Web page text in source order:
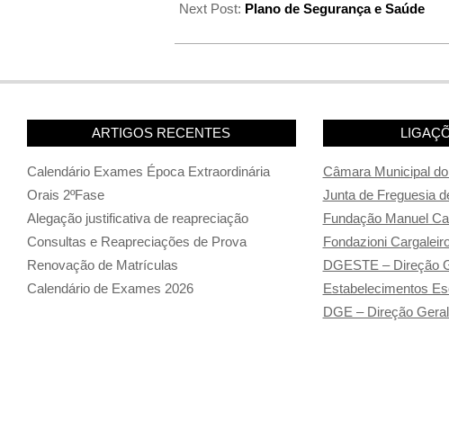
Next Post: Plano de Segurança e Saúde
ARTIGOS RECENTES
Calendário Exames Época Extraordinária
Orais 2ºFase
Alegação justificativa de reapreciação
Consultas e Reapreciações de Prova
Renovação de Matrículas
Calendário de Exames 2026
Câmara Municipal
Junta de Freguesia
Fundação Manuel
Fondazioni
DGESTE – Direção
Estabelecimentos
DGE – Direção